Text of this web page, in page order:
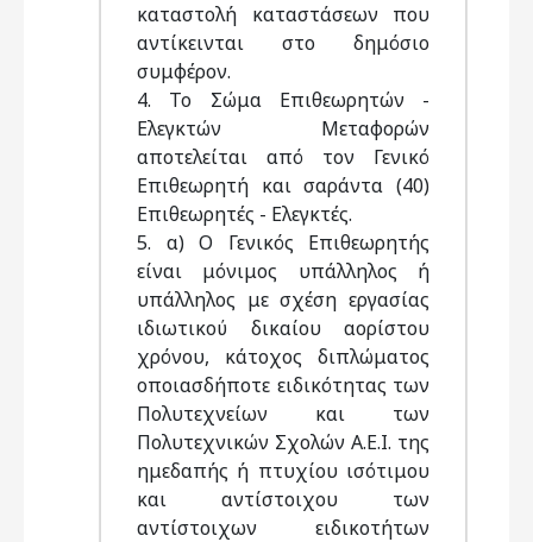
καταστολή καταστάσεων που
αντίκεινται στο δημόσιο
συμφέρον.
4. Το Σώμα Επιθεωρητών -
Ελεγκτών Μεταφορών
αποτελείται από τον Γενικό
Επιθεωρητή και σαράντα (40)
Επιθεωρητές - Ελεγκτές.
5. α) Ο Γενικός Επιθεωρητής
είναι μόνιμος υπάλληλος ή
υπάλληλος με σχέση εργασίας
ιδιωτικού δικαίου αορίστου
χρόνου, κάτοχος διπλώματος
οποιασδήποτε ειδικότητας των
Πολυτεχνείων και των
Πολυτεχνικών Σχολών Α.Ε.Ι. της
ημεδαπής ή πτυχίου ισότιμου
και αντίστοιχου των
αντίστοιχων ειδικοτήτων